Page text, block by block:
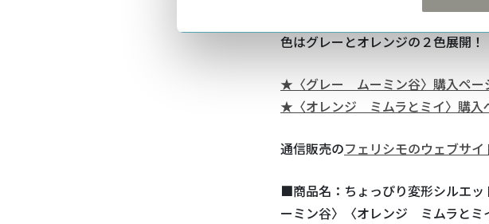
色はグレーとオレンジの２色展開！
★〈グレー ムーミン谷〉購入ペー
★〈オレンジ ミムラとミイ〉購入
通信販売のフェリシモのウェブサイ
■商品名：ちょっぴり変形シルエ
ーミン谷〉〈オレンジ ミムラとミ